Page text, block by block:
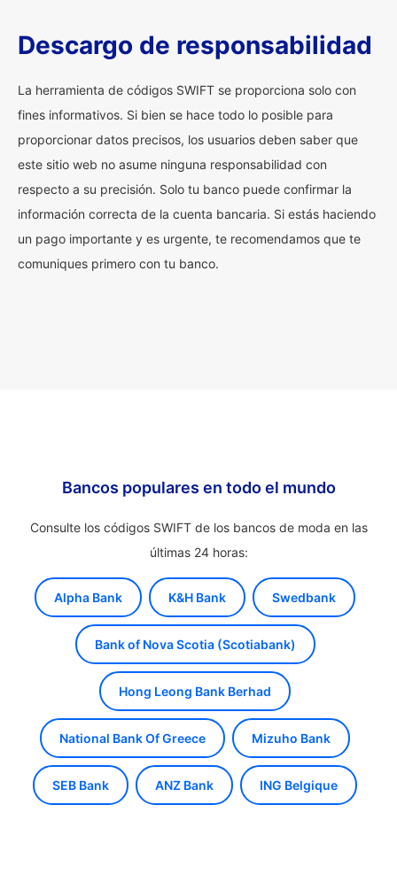
Descargo de responsabilidad
La herramienta de códigos SWIFT se proporciona solo con
fines informativos. Si bien se hace todo lo posible para
proporcionar datos precisos, los usuarios deben saber que
este sitio web no asume ninguna responsabilidad con
respecto a su precisión. Solo tu banco puede confirmar la
información correcta de la cuenta bancaria. Si estás haciendo
un pago importante y es urgente, te recomendamos que te
comuniques primero con tu banco.
Bancos populares en todo el mundo
Consulte los códigos SWIFT de los bancos de moda en las
últimas 24 horas:
Alpha Bank K&H Bank Swedbank
Bank of Nova Scotia (Scotiabank)
Hong Leong Bank Berhad
National Bank Of Greece Mizuho Bank
SEB Bank ANZ Bank ING Belgique